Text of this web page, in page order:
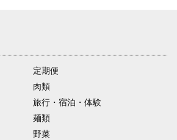
定期便
肉類
旅行・宿泊・体験
麺類
野菜